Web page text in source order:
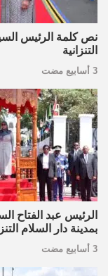
نص كلمة الرئيس
التنزانية
3 أسابيع مضت
الرئيس عبد الفتاح
بمدينة دار السلام
3 أسابيع مضت